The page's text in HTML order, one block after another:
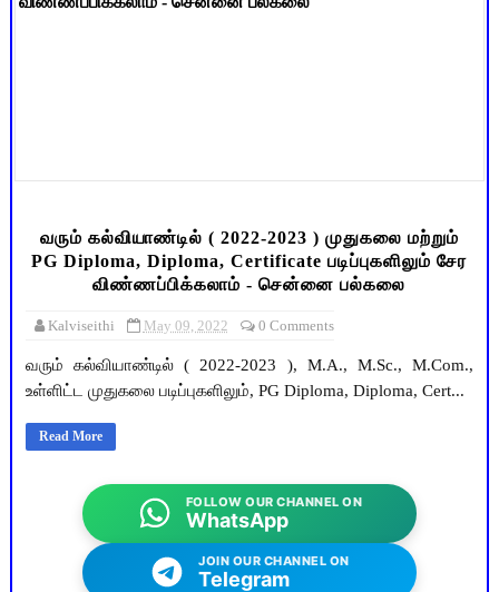
வரும் கல்வியாண்டில் ( 2022-2023 ) முதுகலை மற்றும்
PG Diploma, Diploma, Certificate படிப்புகளிலும் சேர
விண்ணப்பிக்கலாம் - சென்னை பல்கலை
Kalviseithi May 09, 2022 0 Comments
வரும் கல்வியாண்டில் ( 2022-2023 ), M.A., M.Sc., M.Com.,
உள்ளிட்ட முதுகலை படிப்புகளிலும், PG Diploma, Diploma, Cert...
Read More
FOLLOW OUR CHANNEL ON
WhatsApp
JOIN OUR CHANNEL ON
Telegram